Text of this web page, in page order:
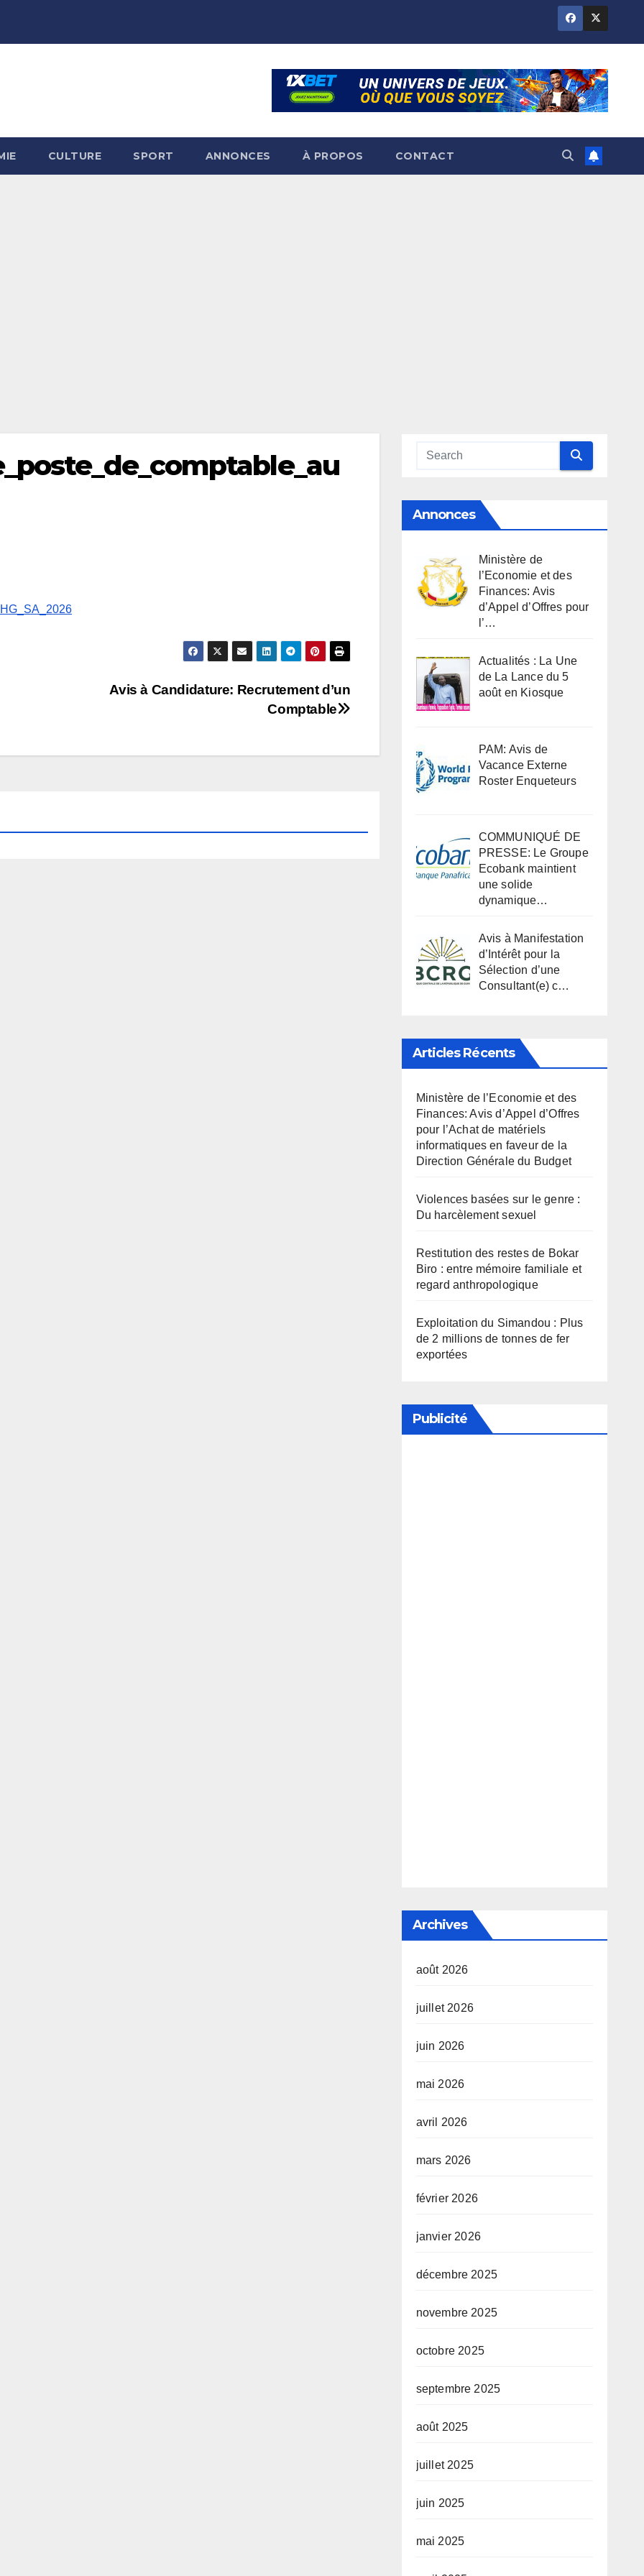
CULTURE SPORT ANNONCES À PROPOS CONTACT
Avis à Candidature: Recrutement d’un
Comptable
Annonces
Ministère de
l’Economie et des
Finances: Avis
d’Appel d’Offres pour
l’…
Actualités : La Une
de La Lance du 5
août en Kiosque
PAM: Avis de
Vacance Externe
Roster Enqueteurs
COMMUNIQUÉ DE
PRESSE: Le Groupe
Ecobank maintient
une solide
dynamique…
Avis à Manifestation
d’Intérêt pour la
Sélection d’une
Consultant(e) c…
Articles Récents
Ministère de l’Economie et des
Finances: Avis d’Appel d’Offres
pour l’Achat de matériels
informatiques en faveur de la
Direction Générale du Budget
Violences basées sur le genre :
Du harcèlement sexuel
Restitution des restes de Bokar
Biro : entre mémoire familiale et
regard anthropologique
Exploitation du Simandou : Plus
de 2 millions de tonnes de fer
exportées
Publicité
Archives
août 2026
juillet 2026
juin 2026
mai 2026
avril 2026
mars 2026
février 2026
janvier 2026
décembre 2025
novembre 2025
octobre 2025
septembre 2025
août 2025
juillet 2025
juin 2025
mai 2025